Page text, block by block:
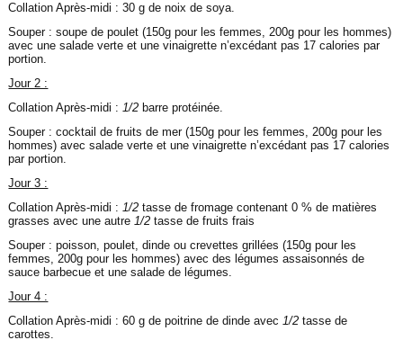
Collation Après-midi : 30 g de noix de soya.
Souper : soupe de poulet (150g pour les femmes, 200g pour les hommes)
avec une salade verte et une vinaigrette n’excédant pas 17 calories par
portion.
Jour 2 :
Collation Après-midi :1/2 barre protéinée.
Souper : cocktail de fruits de mer (150g pour les femmes, 200g pour les
hommes) avec salade verte et une vinaigrette n’excédant pas 17 calories
par portion.
Jour 3 :
Collation Après-midi :1/2tasse de fromage contenant 0 % de matières
grasses avec une autre1/2tasse de fruits frais
Souper : poisson, poulet, dinde ou crevettes grillées (150g pour les
femmes, 200g pour les hommes) avec des légumes assaisonnés de
sauce barbecue et une salade de légumes.
Jour 4 :
Collation Après-midi : 60 g de poitrine de dinde avec1/2tasse de
carottes.